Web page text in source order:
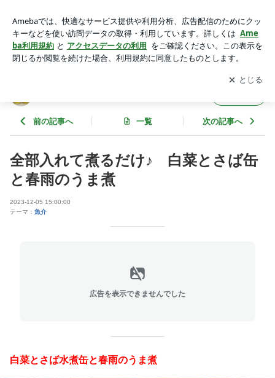
のあてレシピアプリをダウンロードして ブログの更新通知
を受け取りまし
ょう。
開く
前の記事へ 一覧 次の記事へ
全部入れて煮るだけ♪ 白菜とさば缶
と春雨のうま煮
2023-12-05 15:00:00
テーマ： 魚介
広告を表示できませんでした
白菜とさば水煮缶と春雨のうま煮